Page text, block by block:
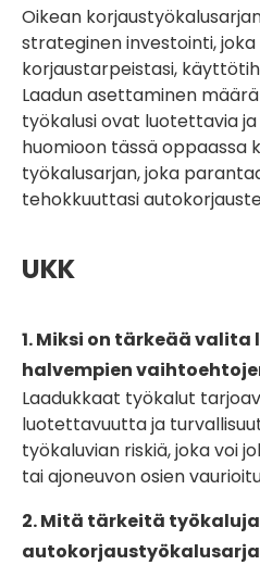
Oikean
strateginen investointi,
korjaustarpeistasi,
Laadun asettaminen
työkalusi ovat luotettavia
huomioon tässä
työkalusarjan, joka
tehokkuuttasi
UKK
1. Miksi on tärkeää
halvempien
Laadukkaat työkalut
luotettavuutta ja
työkaluvian riskiä, ​​joka voi
tai ajoneuvon osien
2. Mitä tärkeitä